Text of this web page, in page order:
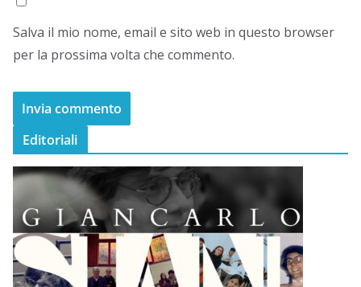
Salva il mio nome, email e sito web in questo browser
per la prossima volta che commento.
Editoriali